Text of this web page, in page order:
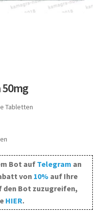
Tabletten
Bot aufTelegram an
von 10% auf Ihre
den Bot zuzugreifen,
HIER.